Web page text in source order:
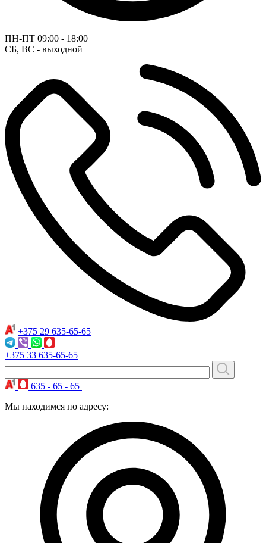
ПН-ПТ 09:00 - 18:00
СБ, ВС - выходной
+375 29 635-65-65
+375 33 635-65-65
635 - 65 - 65
Мы находимся по адресу: